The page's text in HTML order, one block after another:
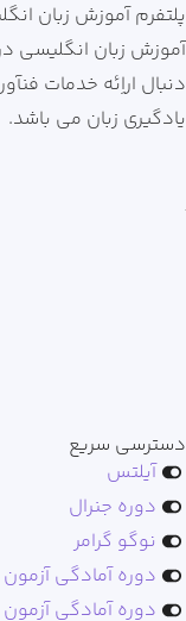
پلتفرم آموزش زبان
آموزش زبان انگلیسی
دنبال اراِئه خدمات
یادگیری زبان می باشد.
دسترسی سریع
آیلتس
دوره جنرال
نوگو گرامر
دوره آمادگی آزمون EPT
دوره آمادگی آزمون MSRT